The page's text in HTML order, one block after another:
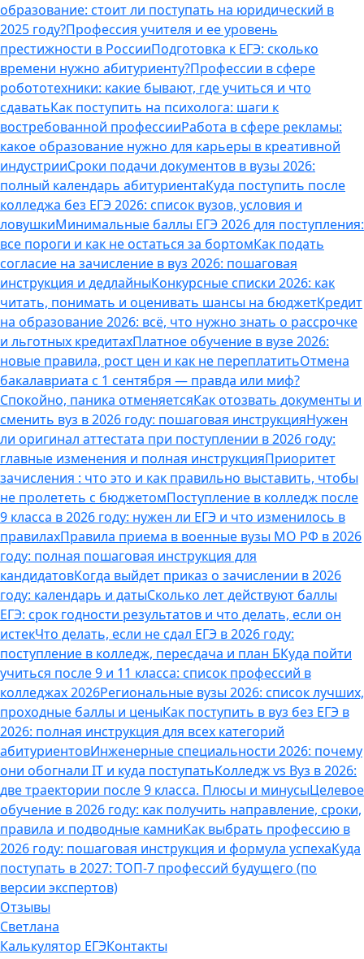
образование: стоит ли поступать на юридический в
2025 году?Профессия учителя и ее уровень
престижности в РоссииПодготовка к ЕГЭ: сколько
времени нужно абитуриенту?Профессии в сфере
робототехники: какие бывают, где учиться и что
сдаватьКак поступить на психолога: шаги к
востребованной профессииРабота в сфере рекламы:
какое образование нужно для карьеры в креативной
индустрииСроки подачи документов в вузы 2026:
полный календарь абитуриентаКуда поступить после
колледжа без ЕГЭ 2026: список вузов, условия и
ловушкиМинимальные баллы ЕГЭ 2026 для поступления:
все пороги и как не остаться за бортомКак подать
согласие на зачисление в вуз 2026: пошаговая
инструкция и дедлайныКонкурсные списки 2026: как
читать, понимать и оценивать шансы на бюджетКредит
на образование 2026: всё, что нужно знать о рассрочке
и льготных кредитахПлатное обучение в вузе 2026:
новые правила, рост цен и как не переплатитьОтмена
бакалавриата с 1 сентября — правда или миф?
Спокойно, паника отменяетсяКак отозвать документы и
сменить вуз в 2026 году: пошаговая инструкцияНужен
ли оригинал аттестата при поступлении в 2026 году:
главные изменения и полная инструкцияПриоритет
зачисления : что это и как правильно выставить, чтобы
не пролететь с бюджетомПоступление в колледж после
9 класса в 2026 году: нужен ли ЕГЭ и что изменилось в
правилахПравила приема в военные вузы МО РФ в 2026
году: полная пошаговая инструкция для
кандидатовКогда выйдет приказ о зачислении в 2026
году: календарь и датыСколько лет действуют баллы
ЕГЭ: срок годности результатов и что делать, если он
истекЧто делать, если не сдал ЕГЭ в 2026 году:
поступление в колледж, пересдача и план БКуда пойти
учиться после 9 и 11 класса: список профессий в
колледжах 2026Региональные вузы 2026: список лучших,
проходные баллы и ценыКак поступить в вуз без ЕГЭ в
2026: полная инструкция для всех категорий
абитуриентовИнженерные специальности 2026: почему
они обогнали IT и куда поступатьКолледж vs Вуз в 2026:
две траектории после 9 класса. Плюсы и минусыЦелевое
обучение в 2026 году: как получить направление, сроки,
правила и подводные камниКак выбрать профессию в
2026 году: пошаговая инструкция и формула успехаКуда
поступать в 2027: ТОП-7 профессий будущего (по
версии экспертов)
Отзывы
Светлана
Калькулятор ЕГЭКонтакты